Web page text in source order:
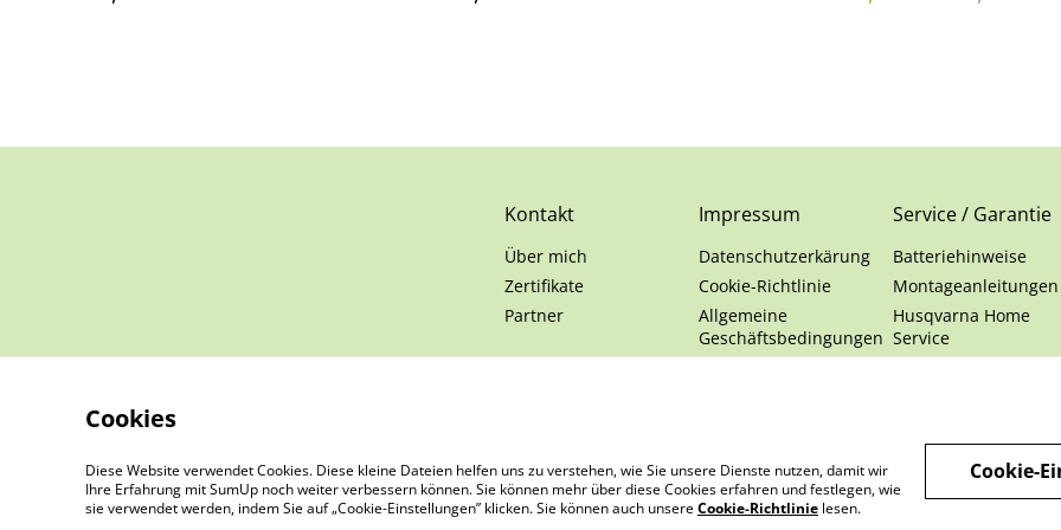
Kontakt
Über mich
Zertifikate
Partner
Impressum
Datenschutzerkärung
Cookie-Richtlinie
Allgemeine
Geschäftsbedingungen
Service / Garantie
Batteriehinweise
Montageanleitungen
Husqvarna Home
Service
©2026 RasenSchaf24
Cookies
Diese Website verwendet Cookies. Diese kleine Dateien helfen uns zu verstehen, wie Sie unsere Dienste nutzen, damit wir
Ihre Erfahrung mit SumUp noch weiter verbessern können. Sie können mehr über diese Cookies erfahren und festlegen, wie
sie verwendet werden, indem Sie auf „Cookie-Einstellungen” klicken. Sie können auch unsereCookie-Richtlinie lesen.
Cookie-